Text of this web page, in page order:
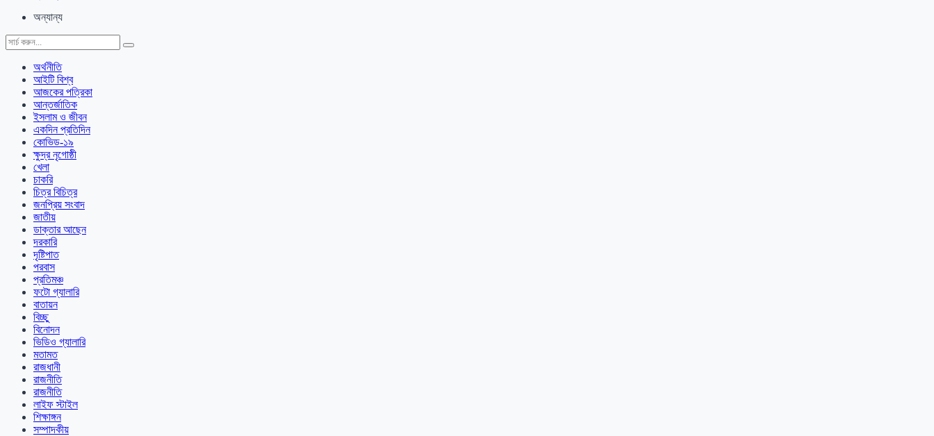
অন্যান্য
অর্থনীতি
আইটি বিশ্ব
আজকের পত্রিকা
আন্তর্জাতিক
ইসলাম ও জীবন
একদিন প্রতিদিন
কোভিড-১৯
ক্ষুদ্র নৃগোষ্ঠী
খেলা
চাকরি
চিত্র বিচিত্র
জনপ্রিয় সংবাদ
জাতীয়
ডাক্তার আছেন
দরকারি
দৃষ্টিপাত
পরবাস
প্রতিমঞ্চ
ফটো গ্যালারি
বাতায়ন
বিচ্ছু
বিনোদন
ভিডিও গ্যালারি
মতামত
রাজধানী
রাজনীতি
রাজনীতি
লাইফ স্টাইল
শিক্ষাঙ্গন
সম্পাদকীয়